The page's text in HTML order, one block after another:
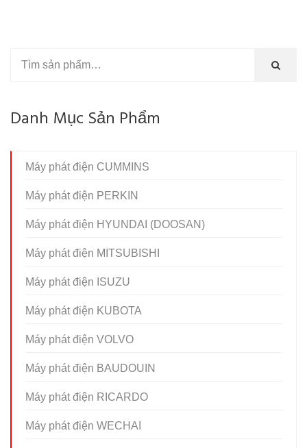
Danh Mục Sản Phẩm
Máy phát điện CUMMINS
Máy phát điện PERKIN
Máy phát điện HYUNDAI (DOOSAN)
Máy phát điện MITSUBISHI
Máy phát điện ISUZU
Máy phát điện KUBOTA
Máy phát điện VOLVO
Máy phát điện BAUDOUIN
Máy phát điện RICARDO
Máy phát điện WECHAI